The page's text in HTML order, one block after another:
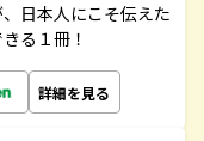
日本人にこそ伝えた
る１冊！
詳細を見る